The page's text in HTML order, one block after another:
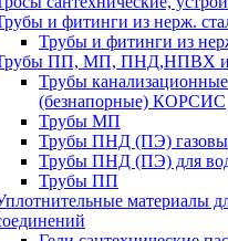
и фитинги из нерж.
Трубы и фитинги из
ПП, МП, ПНД,НПВХ и
Трубы
(безнапорные) КОРСИС
Трубы МП
Трубы ПНД (ПЭ)
Трубы ПНД (ПЭ) для
Трубы ПП
материалы